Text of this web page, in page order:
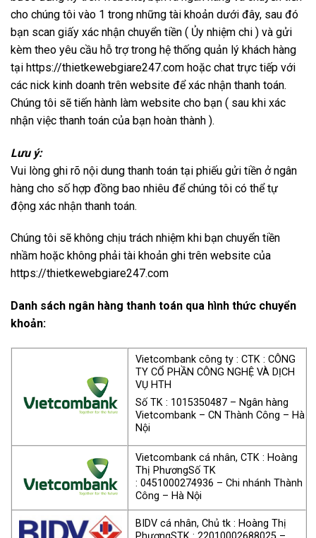
cho chúng tôi vào 1 trong những tài khoản dưới đây, sau đó
bạn scan giấy xác nhận chuyển tiền ( Ủy nhiệm chi ) và gửi
kèm theo yêu cầu hỗ trợ trong hệ thống quản lý khách hàng
tại https://thietkewebgiare247.com hoặc chat trực tiếp với
các nick kinh doanh trên website để xác nhận thanh toán.
Chúng tôi sẽ tiến hành làm website cho bạn ( sau khi xác
nhận việc thanh toán của bạn hoàn thành ).
Lưu ý:
Vui lòng ghi rõ nội dung thanh toán tại phiếu gửi tiền ở ngân
hàng cho số hợp đồng bao nhiêu để chúng tôi có thể tự
động xác nhận thanh toán.
Chúng tôi sẽ không chịu trách nhiệm khi bạn chuyển tiền
nhầm hoặc không phải tài khoản ghi trên website của
https://thietkewebgiare247.com
Danh sách ngân hàng thanh toán qua hình thức chuyển
khoản:
Vietcombank công ty : CTK : CÔNG
TY CỔ PHẦN CÔNG NGHỆ VÀ DỊCH
VỤ HTH
Số TK : 1015350487 – Ngân hàng
Vietcombank – CN Thành Công – Hà
Nội
Vietcombank cá nhân, CTK : Hoàng
Thị PhươngSố TK
: 0451000274936 – Chi nhánh Thành
Công – Hà Nội
BIDV cá nhân, Chủ tk : Hoàng Thị